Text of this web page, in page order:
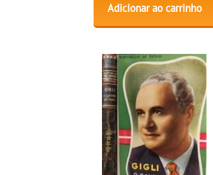
Adicionar ao carrinho